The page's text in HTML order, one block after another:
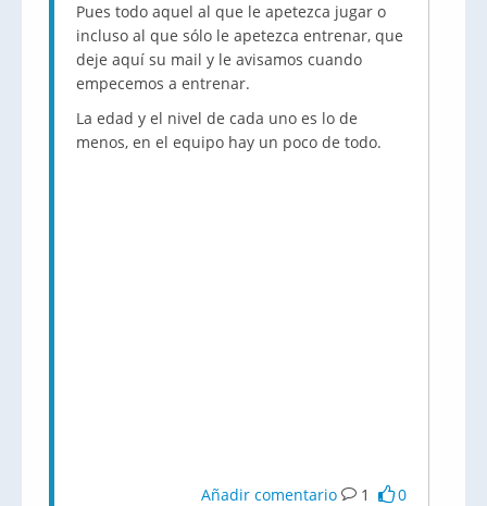
Pues todo aquel al que le apetezca jugar o
incluso al que sólo le apetezca entrenar, que
deje aquí su mail y le avisamos cuando
empecemos a entrenar.
La edad y el nivel de cada uno es lo de
menos, en el equipo hay un poco de todo.
Añadir comentario 1 0